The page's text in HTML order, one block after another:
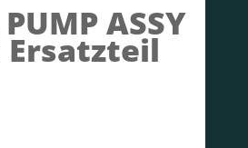
ASSY
Ersatzteil